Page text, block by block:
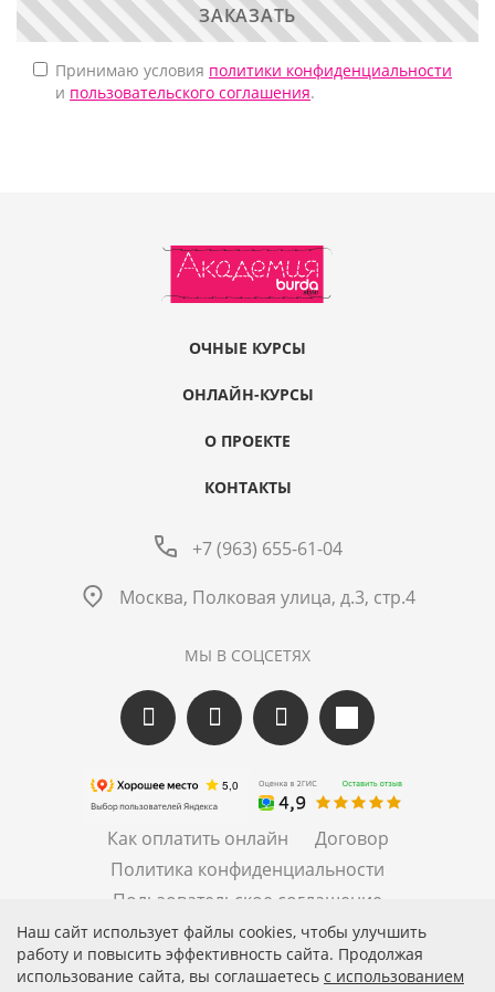
ЗАКАЗАТЬ
Принимаю условия политики конфиденциальности
и пользовательского соглашения.
ОЧНЫЕ КУРСЫ
ОНЛАЙН-КУРСЫ
О ПРОЕКТЕ
КОНТАКТЫ
+7 (963) 655-61-04
Москва, Полковая улица, д.3, стр.4
МЫ В СОЦСЕТЯХ
Как оплатить онлайн
Договор
Политика конфиденциальности
Пользовательское соглашение
Правила рассылок
Наш сайт использует файлы cookies, чтобы улучшить
работу и повысить эффективность сайта. Продолжая
использование сайта, вы соглашаетесь c использованием